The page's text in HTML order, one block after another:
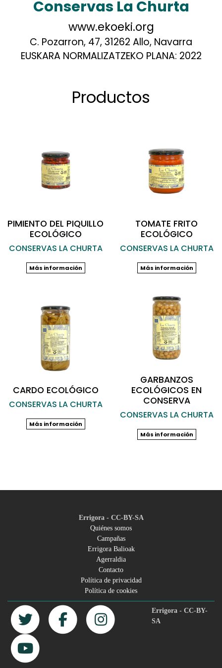
Conservas La Churta
www.ekoeki.org
C. Pozarron, 47, 31262 Allo, Navarra
EUSKARA NORMALIZATZEKO PLANA: 2022
Productos
PIMIENTO DEL PIQUILLO
ECOLÓGICO
CONSERVAS LA CHURTA
Más información
TOMATE FRITO
ECOLÓGICO
CONSERVAS LA CHURTA
Más información
CARDO ECOLÓGICO
CONSERVAS LA CHURTA
Más información
GARBANZOS
ECOLÓGICOS EN
CONSERVA
CONSERVAS LA CHURTA
Más información
Footer
menu
Errigora - CC-BY-SA
Quiénes somos
Campañas
Errigora Balioak
Agerraldia
Contacto
Política de privacidad
Política de cookies
Errigora - CC-BY-
SA